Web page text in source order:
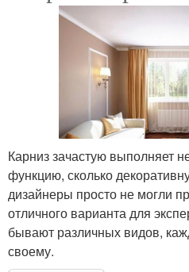
Карниз зачастую выполняет
функцию, сколько
дизайнеры просто не могли
отличного варианта для
бывают различных видов,
своему.